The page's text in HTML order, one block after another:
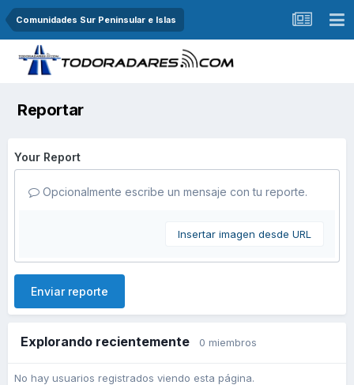
Comunidades Sur Peninsular e Islas
Reportar
Your Report
Opcionalmente escribe un mensaje con tu reporte.
Insertar imagen desde URL
Enviar reporte
Explorando recientemente 0 miembros
No hay usuarios registrados viendo esta página.